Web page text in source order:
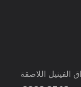
الفينيل اللاصقة